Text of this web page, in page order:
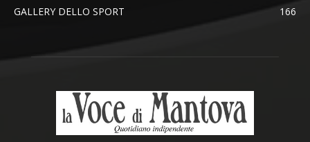
GALLERY DELLO SPORT
166